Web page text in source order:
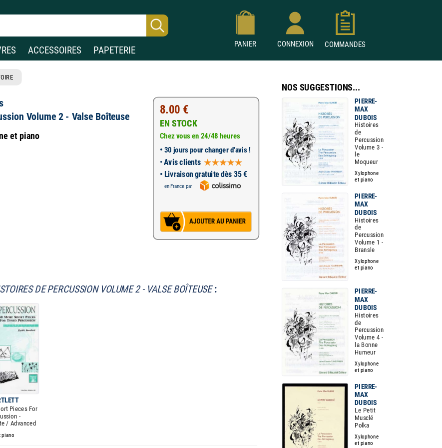
ACCESSOIRES PAPETERIE
PANIER CONNEXION COMMANDES
Volume 2 - Valse Boîteuse
et piano
8.00 €
EN STOCK
Chez vous en 24/48 heures
• 30 jours pour changer d'avis !
•Avis clients
• Livraison gratuite dès 35 €
en France par
DE PERCUSSION VOLUME 2 - VALSE BOÎTEUSE:
Pieces For
-
/ Advanced
piano
NOS SUGGESTIONS...
PIERRE-
MAX
DUBOIS
Histoires
de
Percussion
Volume 3 -
le
Moqueur
Xylophone
et piano
PIERRE-
MAX
DUBOIS
Histoires
de
Percussion
Volume 1 -
Bransle
Xylophone
et piano
PIERRE-
MAX
DUBOIS
Histoires
de
Percussion
Volume 4 -
la Bonne
Humeur
Xylophone
et piano
PIERRE-
MAX
DUBOIS
Le Petit
Musclé
Polka
Xylophone
et piano